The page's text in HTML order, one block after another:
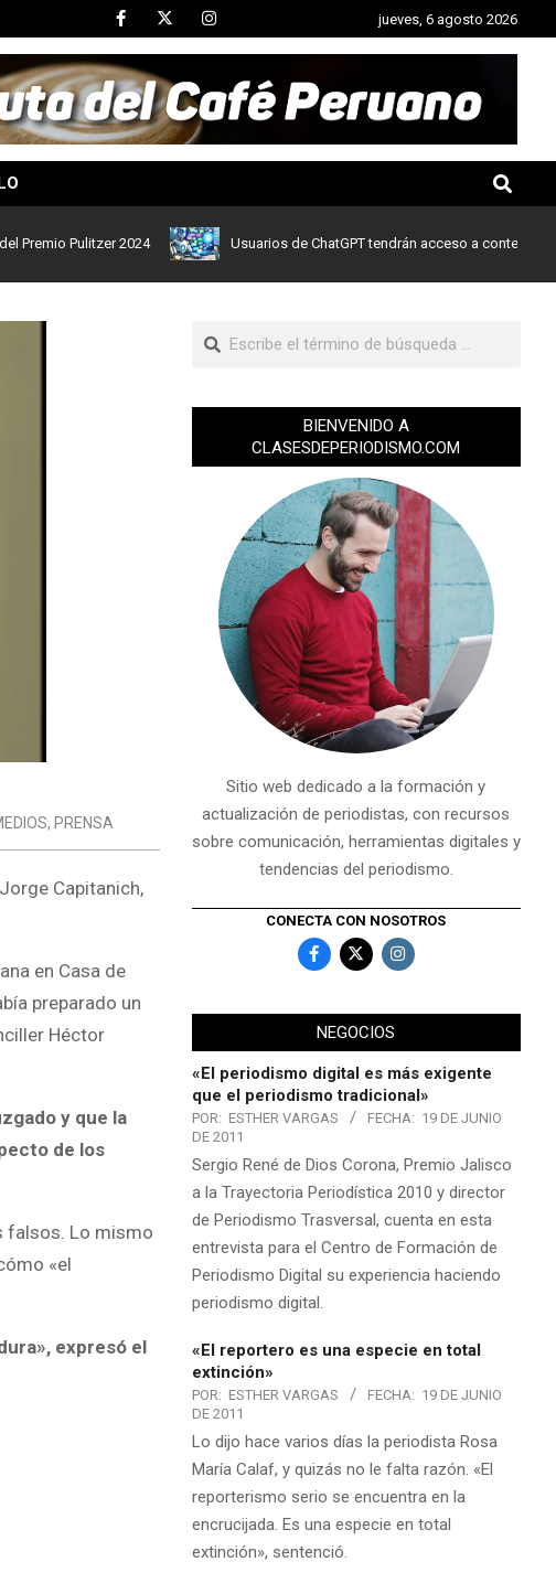
jueves, 6 agosto 2026
Pulitzer 2024 Usuarios de ChatGPT tendrán acceso a contenidos de
, PRENSA
Capitanich,
en Casa de
preparado un
Héctor
y que la
de los
falsos. Lo mismo
«el
expresó el
BIENVENIDO A
CLASESDEPERIODISMO.COM
Sitio web dedicado a la formación y
actualización de periodistas, con recursos
sobre comunicación, herramientas digitales y
tendencias del periodismo.
CONECTA CON NOSOTROS
NEGOCIOS
«El periodismo digital es más exigente
que el periodismo tradicional»
POR: ESTHER VARGAS FECHA: 19 DE JUNIO
DE 2011
Sergio René de Dios Corona, Premio Jalisco
a la Trayectoria Periodística 2010 y director
de Periodismo Trasversal, cuenta en esta
entrevista para el Centro de Formación de
Periodismo Digital su experiencia haciendo
periodismo digital.
«El reportero es una especie en total
extinción»
POR: ESTHER VARGAS FECHA: 19 DE JUNIO
DE 2011
Lo dijo hace varios días la periodista Rosa
María Calaf, y quizás no le falta razón. «El
reporterismo serio se encuentra en la
encrucijada. Es una especie en total
extinción», sentenció.